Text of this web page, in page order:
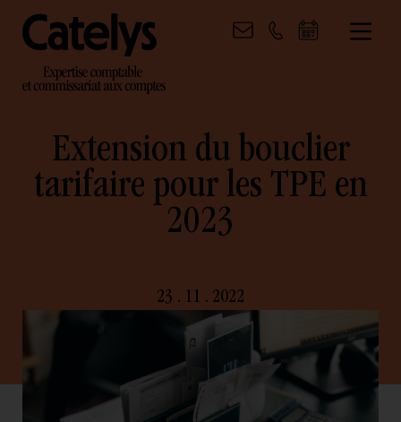
Extension du bouclier
tarifaire pour les TPE en
2023
23 . 11 . 2022